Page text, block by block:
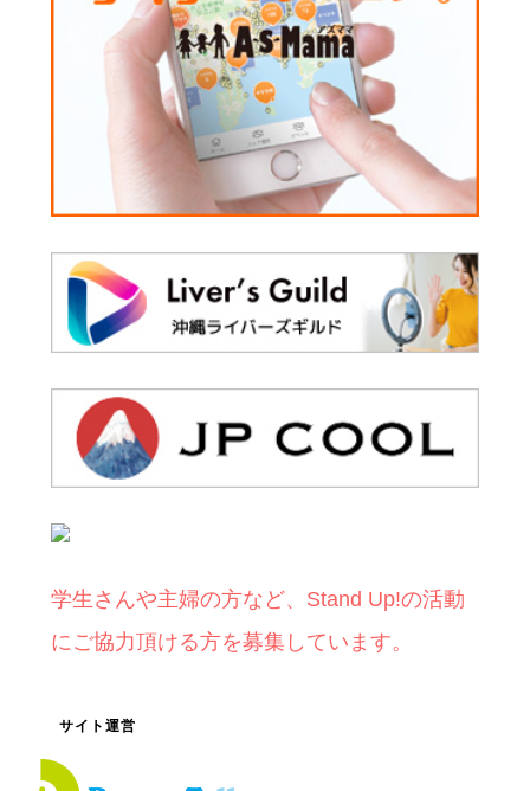
学生さんや主婦の方など、Stand Up!の活動
にご協力頂ける方を募集しています。
サイト運営